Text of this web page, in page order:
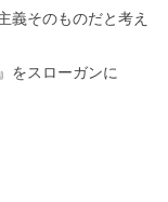
義そのものだと考え
をスローガンに